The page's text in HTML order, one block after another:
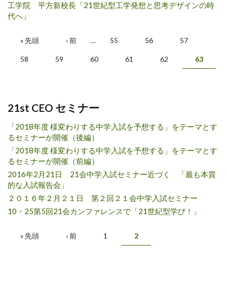
工学院 平方新校長「21世紀型工学発想と思考デザインの時
代へ」
ページ
« 先頭 ‹ 前 … 55 56 57
58 59 60 61 62 63
21st CEO セミナー
「2018年度 様変わりする中学入試を予想する」をテーマとす
るセミナーが開催（後編）
「2018年度 様変わりする中学入試を予想する」をテーマとす
るセミナーが開催（前編）
2016年2月21日 21会中学入試セミナー近づく 「最も本質
的な入試報告会」
２０１６年２月２１日 第２回２１会中学入試セミナー
10・25第5回21会カンファレンスで「21世紀型学び！」
ページ
« 先頭 ‹ 前 1 2